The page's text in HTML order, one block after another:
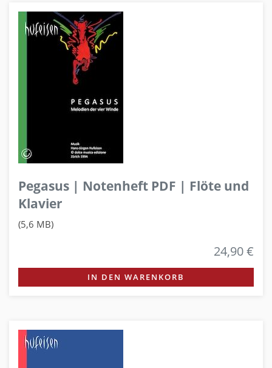
Pegasus | Notenheft PDF | Flöte und
Klavier
(5,6 MB)
24,90 €
IN DEN WARENKORB